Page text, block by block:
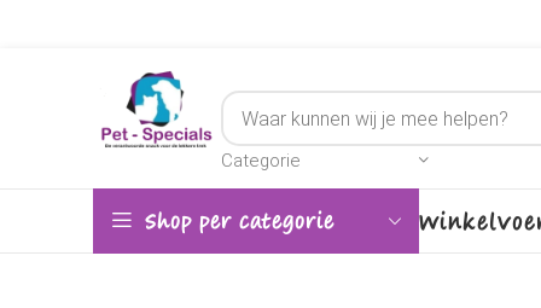
Categorie
Shop per categorie Winkel